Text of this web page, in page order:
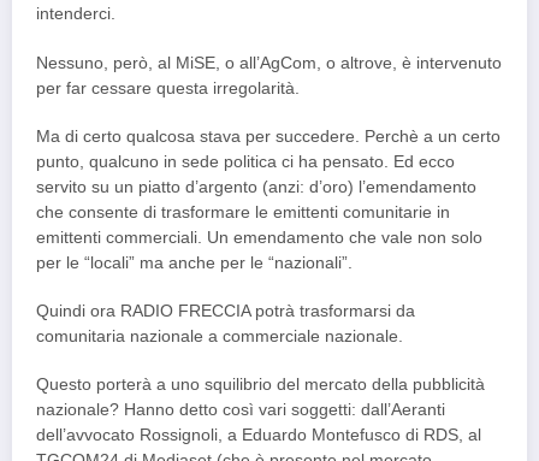
intenderci.
Nessuno, però, al MiSE, o all’AgCom, o altrove, è intervenuto
per far cessare questa irregolarità.
Ma di certo qualcosa stava per succedere. Perchè a un certo
punto, qualcuno in sede politica ci ha pensato. Ed ecco
servito su un piatto d’argento (anzi: d’oro) l’emendamento
che consente di trasformare le emittenti comunitarie in
emittenti commerciali. Un emendamento che vale non solo
per le “locali” ma anche per le “nazionali”.
Quindi ora RADIO FRECCIA potrà trasformarsi da
comunitaria nazionale a commerciale nazionale.
Questo porterà a uno squilibrio del mercato della pubblicità
nazionale? Hanno detto così vari soggetti: dall’Aeranti
dell’avvocato Rossignoli, a Eduardo Montefusco di RDS, al